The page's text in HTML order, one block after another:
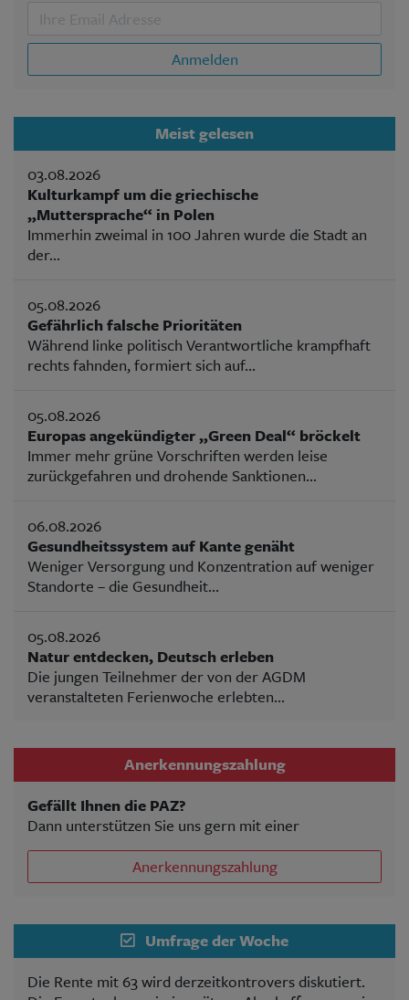
Anmelden
Meist gelesen
03.08.2026
Kulturkampf um die griechische
„Muttersprache“ in Polen
Immerhin zweimal in 100 Jahren wurde die Stadt an
der...
05.08.2026
Gefährlich falsche Prioritäten
Während linke politisch Verantwortliche krampfhaft
rechts fahnden, formiert sich auf...
05.08.2026
Europas angekündigter „Green Deal“ bröckelt
Immer mehr grüne Vorschriften werden leise
zurückgefahren und drohende Sanktionen...
06.08.2026
Gesundheitssystem auf Kante genäht
Weniger Versorgung und Konzentration auf weniger
Standorte – die Gesundheit...
05.08.2026
Natur entdecken, Deutsch erleben
Die jungen Teilnehmer der von der AGDM
veranstalteten Ferienwoche erlebten...
Anerkennungszahlung
Gefällt Ihnen die PAZ?
Dann unterstützen Sie uns gern mit einer
Anerkennungszahlung
Umfrage der Woche
Die Rente mit 63 wird derzeitkontrovers diskutiert.